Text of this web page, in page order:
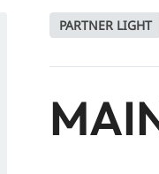
PARTNER LIGHT